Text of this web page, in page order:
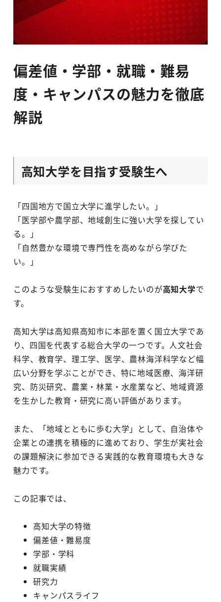
偏差値・学部・就職・難易
度・キャンパスの魅力を徹底
解説
高知大学を目指す受験生へ
「四国地方で国立大学に進学したい。」
「医学部や農学部、地域創生に強い大学を探してい
る。」
「自然豊かな環境で専門性を高めながら学びた
い。」
このような受験生におすすめしたいのが高知大学で
す。
高知大学は高知県高知市に本部を置く国立大学であ
り、四国を代表する総合大学の一つです。人文社会
科学、教育学、理工学、医学、農林海洋科学など幅
広い分野を学ぶことができ、特に地域医療、海洋研
究、防災研究、農業・林業・水産業など、地域資源
を生かした教育・研究に高い評価があります。
また、「地域とともに歩む大学」として、自治体や
企業との連携を積極的に進めており、学生が実社会
の課題解決に参加できる実践的な教育環境も大きな
魅力です。
この記事では、
高知大学の特徴
偏差値・難易度
学部・学科
就職実績
研究力
キャンパスライフ